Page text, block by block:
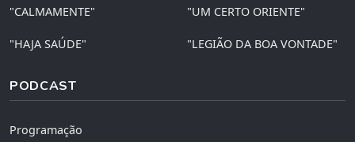
"CALMAMENTE" "UM CERTO ORIENTE"
"HAJA SAÚDE" "LEGIÃO DA BOA VONTADE"
PODCAST
Programação